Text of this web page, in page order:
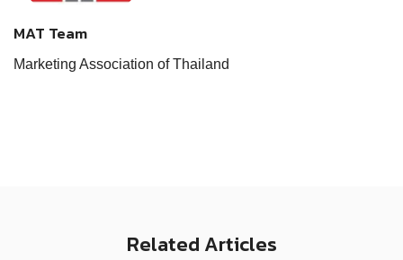
MAT Team
Marketing Association of Thailand
Related Articles